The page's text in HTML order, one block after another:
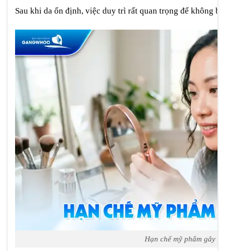
Sau khi da ổn định, việc duy trì rất quan trọng để không bị
Hạn chế mỹ phẩm gây